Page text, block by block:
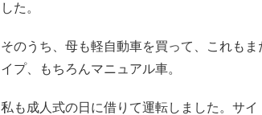
した。
そのうち、母も軽自動車を買って、これも
イプ、もちろんマニュアル車。
私も成人式の日に借りて運転しました。サ